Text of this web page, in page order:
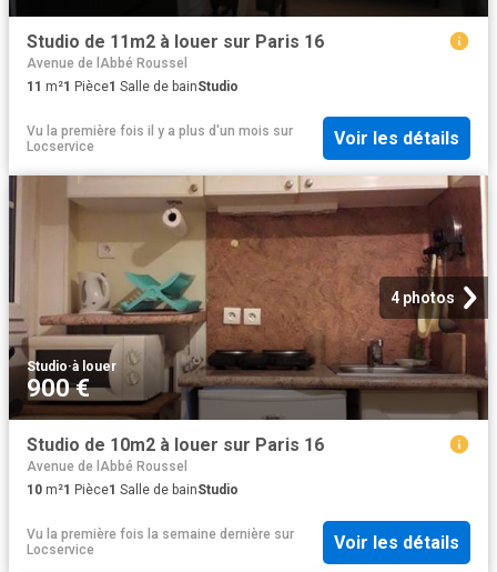
Studio de 11m2 à louer sur Paris 16
Avenue de lAbbé Roussel
11 m²1 Pièce1 Salle de bainStudio
Vu la première fois il y a plus d'un mois sur
Locservice
Voir les détails
4 photos
Studio·à louer
900 €
Studio de 10m2 à louer sur Paris 16
Avenue de lAbbé Roussel
10 m²1 Pièce1 Salle de bainStudio
Vu la première fois la semaine dernière sur
Locservice
Voir les détails